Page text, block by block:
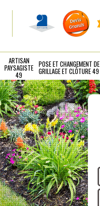
ARTISAN
PAYSAGISTE
49
POSE ET CHANGEMENT DE
GRILLAGE ET CLÔTURE 49